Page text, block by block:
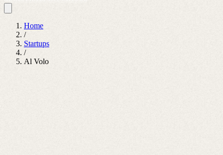
Home
/
Startups
/
Al Volo